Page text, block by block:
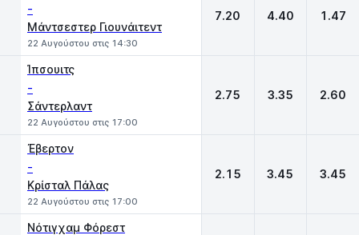
-
Μάντσεστερ Γιουνάιτεντ
22 Αυγούστου στις 14:30
7.20 4.40 1.47
Ίπσουιτς
-
Σάντερλαντ
22 Αυγούστου στις 17:00
2.75 3.35 2.60
Έβερτον
-
Κρίσταλ Πάλας
22 Αυγούστου στις 17:00
2.15 3.45 3.45
Νότιγχαμ Φόρεστ